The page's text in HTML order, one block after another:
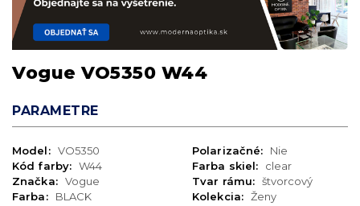
Vogue VO5350 W44
PARAMETRE
Model: VO5350
Kód farby: W44
Značka: Vogue
Farba:
BLACK
Polarizačné:
Nie
Farba skiel:
clear
Tvar rámu: štvorcový
Kolekcia: Ženy